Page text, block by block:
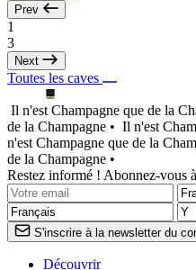
Prev
1
3
Next
Toutes les caves
Il n'est Champagne que de la
de la Champagne • Il n'est
n'est Champagne que de la
de la Champagne •
Restez informé ! Abonnez-vous
S'inscrire à la newsletter du
Découvrir